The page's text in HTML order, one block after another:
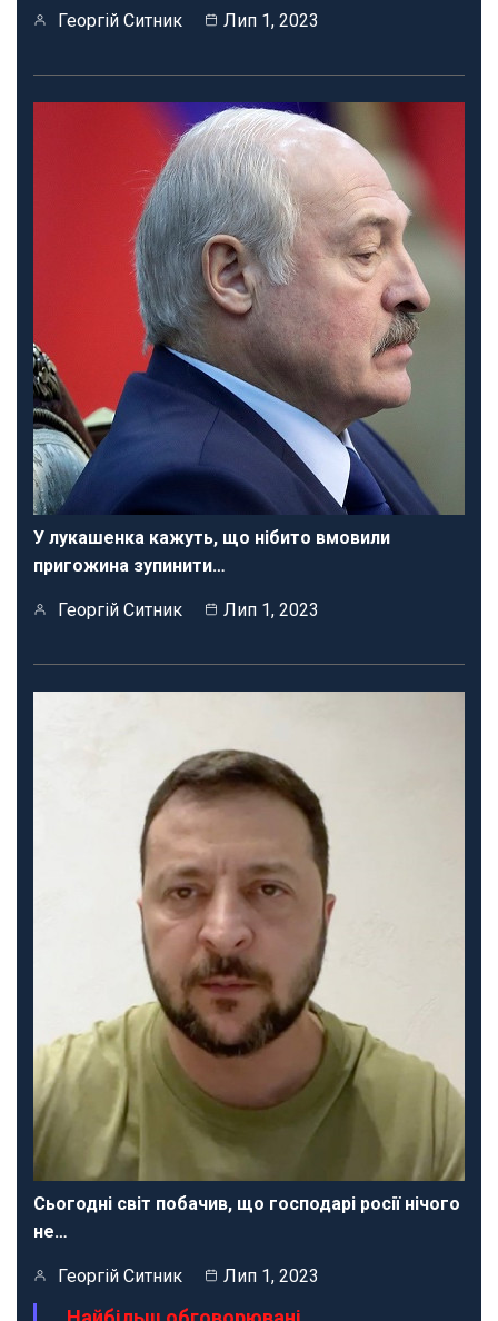
Георгій Ситник Лип 1, 2023
У лукашенка кажуть, що нібито вмовили
пригожина зупинити…
Георгій Ситник Лип 1, 2023
Сьогодні світ побачив, що господарі росії нічого
не…
Георгій Ситник Лип 1, 2023